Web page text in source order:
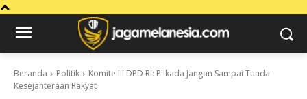
Beranda Politik
Komite III DPD RI: Pilkada Jangan Sampai Tunda
Kesejahteraan Rakyat